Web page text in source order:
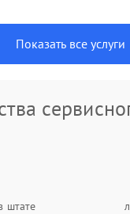
Показать все услуги
штате